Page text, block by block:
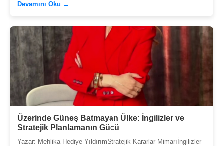
Devamını Oku →
Üzerinde Güneş Batmayan Ülke: İngilizler ve
Stratejik Planlamanın Gücü
Yazar: Mehlika Hediye YıldırımStratejik Kararlar Mimarıİngilizler